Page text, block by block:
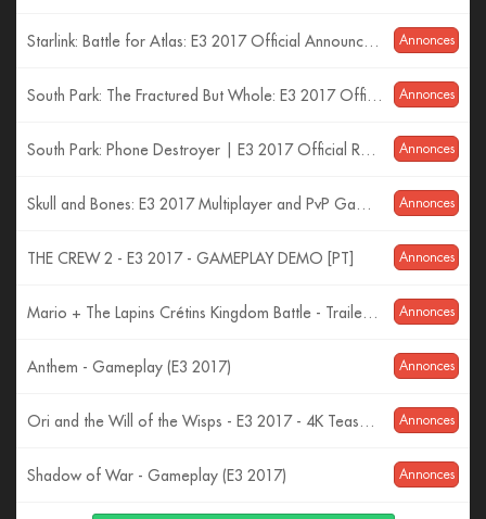
Annonces
Annonces
Annonces
Annonces
Annonces
THE CREW 2 - E3 2017 - GAMEPLAY DEMO [PT]
Annonces
Annonces
Anthem - Gameplay (E3 2017)
Annonces
Annonces
Shadow of War - Gameplay (E3 2017)